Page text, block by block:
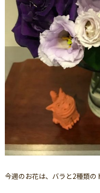
今週のお花は、バラと2種類の